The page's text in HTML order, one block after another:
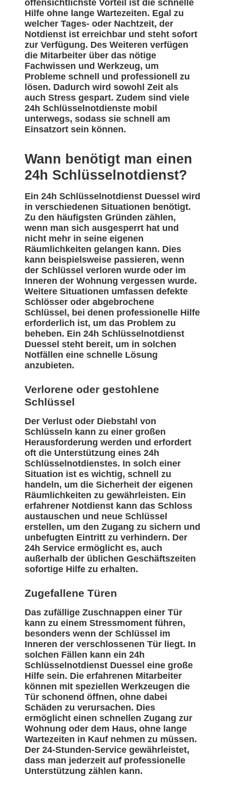
offensichtlichste Vorteil ist die schnelle
Hilfe ohne lange Wartezeiten. Egal zu
welcher Tages- oder Nachtzeit, der
Notdienst ist erreichbar und steht sofort
zur Verfügung. Des Weiteren verfügen
die Mitarbeiter über das nötige
Fachwissen und Werkzeug, um
Probleme schnell und professionell zu
lösen. Dadurch wird sowohl Zeit als
auch Stress gespart. Zudem sind viele
24h Schlüsselnotdienste mobil
unterwegs, sodass sie schnell am
Einsatzort sein können.
Wann benötigt man einen
24h Schlüsselnotdienst?
Ein 24h Schlüsselnotdienst Duessel wird
in verschiedenen Situationen benötigt.
Zu den häufigsten Gründen zählen,
wenn man sich ausgesperrt hat und
nicht mehr in seine eigenen
Räumlichkeiten gelangen kann. Dies
kann beispielsweise passieren, wenn
der Schlüssel verloren wurde oder im
Inneren der Wohnung vergessen wurde.
Weitere Situationen umfassen defekte
Schlösser oder abgebrochene
Schlüssel, bei denen professionelle Hilfe
erforderlich ist, um das Problem zu
beheben. Ein 24h Schlüsselnotdienst
Duessel steht bereit, um in solchen
Notfällen eine schnelle Lösung
anzubieten.
Verlorene oder gestohlene
Schlüssel
Der Verlust oder Diebstahl von
Schlüsseln kann zu einer großen
Herausforderung werden und erfordert
oft die Unterstützung eines 24h
Schlüsselnotdienstes. In solch einer
Situation ist es wichtig, schnell zu
handeln, um die Sicherheit der eigenen
Räumlichkeiten zu gewährleisten. Ein
erfahrener Notdienst kann das Schloss
austauschen und neue Schlüssel
erstellen, um den Zugang zu sichern und
unbefugten Eintritt zu verhindern. Der
24h Service ermöglicht es, auch
außerhalb der üblichen Geschäftszeiten
sofortige Hilfe zu erhalten.
Zugefallene Türen
Das zufällige Zuschnappen einer Tür
kann zu einem Stressmoment führen,
besonders wenn der Schlüssel im
Inneren der verschlossenen Tür liegt. In
solchen Fällen kann ein 24h
Schlüsselnotdienst Duessel eine große
Hilfe sein. Die erfahrenen Mitarbeiter
können mit speziellen Werkzeugen die
Tür schonend öffnen, ohne dabei
Schäden zu verursachen. Dies
ermöglicht einen schnellen Zugang zur
Wohnung oder dem Haus, ohne lange
Wartezeiten in Kauf nehmen zu müssen.
Der 24-Stunden-Service gewährleistet,
dass man jederzeit auf professionelle
Unterstützung zählen kann.